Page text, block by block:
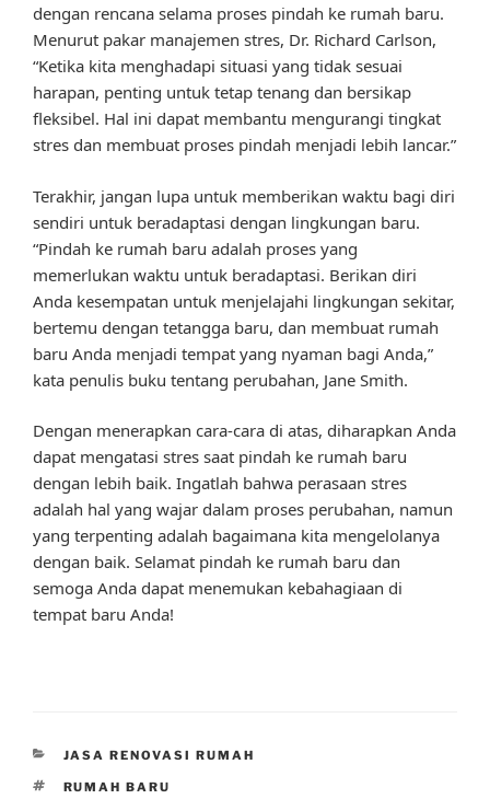
dengan rencana selama proses pindah ke rumah baru.
Menurut pakar manajemen stres, Dr. Richard Carlson,
“Ketika kita menghadapi situasi yang tidak sesuai
harapan, penting untuk tetap tenang dan bersikap
fleksibel. Hal ini dapat membantu mengurangi tingkat
stres dan membuat proses pindah menjadi lebih lancar.”
Terakhir, jangan lupa untuk memberikan waktu bagi diri
sendiri untuk beradaptasi dengan lingkungan baru.
“Pindah ke rumah baru adalah proses yang
memerlukan waktu untuk beradaptasi. Berikan diri
Anda kesempatan untuk menjelajahi lingkungan sekitar,
bertemu dengan tetangga baru, dan membuat rumah
baru Anda menjadi tempat yang nyaman bagi Anda,”
kata penulis buku tentang perubahan, Jane Smith.
Dengan menerapkan cara-cara di atas, diharapkan Anda
dapat mengatasi stres saat pindah ke rumah baru
dengan lebih baik. Ingatlah bahwa perasaan stres
adalah hal yang wajar dalam proses perubahan, namun
yang terpenting adalah bagaimana kita mengelolanya
dengan baik. Selamat pindah ke rumah baru dan
semoga Anda dapat menemukan kebahagiaan di
tempat baru Anda!
CATEGORIES
JASA RENOVASI RUMAH
TAGS
RUMAH BARU